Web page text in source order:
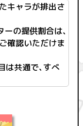
キャラが排出さ
の提供割合は、
確認いただけま
共通で、すべ